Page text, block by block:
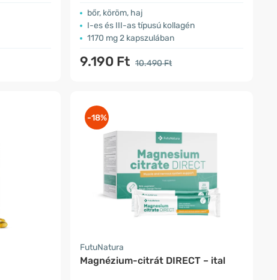
bőr, köröm, haj
I-es és III-as típusú kollagén
1170 mg 2 kapszulában
9.190 Ft 10.490 Ft
-18%
FutuNatura
Magnézium-citrát DIRECT – ital